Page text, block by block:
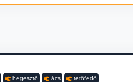
hegesztő ács tetőfedő